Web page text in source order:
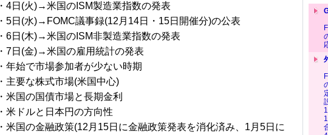
・4日(火)→米国のISM製造業指数の発表
・5日(水)→FOMC議事録(12月14日・15日開催分)の公表
・6日(木)→米国のISM非製造業指数の発表
・7日(金)→米国の雇用統計の発表
・年始で市場参加者が少ない時期
・主要な株式市場(米国中心)
・米国の国債市場と長期金利
・米ドルと日本円の方向性
・米国の金融政策(12月15日に金融政策発表を消化済み、1月5日に